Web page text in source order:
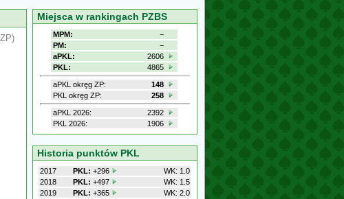
Miejsca w rankingach PZBS
MPM:
−
PM:
−
aPKL:
2606
PKL:
4865
aPKL okręg ZP:
148
PKL okręg ZP:
258
aPKL 2026:
2392
PKL 2026:
1906
Historia punktów PKL
2017 PKL: +296
WK: 1.0
2018
PKL: +497
WK: 1.5
2019
PKL: +365
WK: 2.0